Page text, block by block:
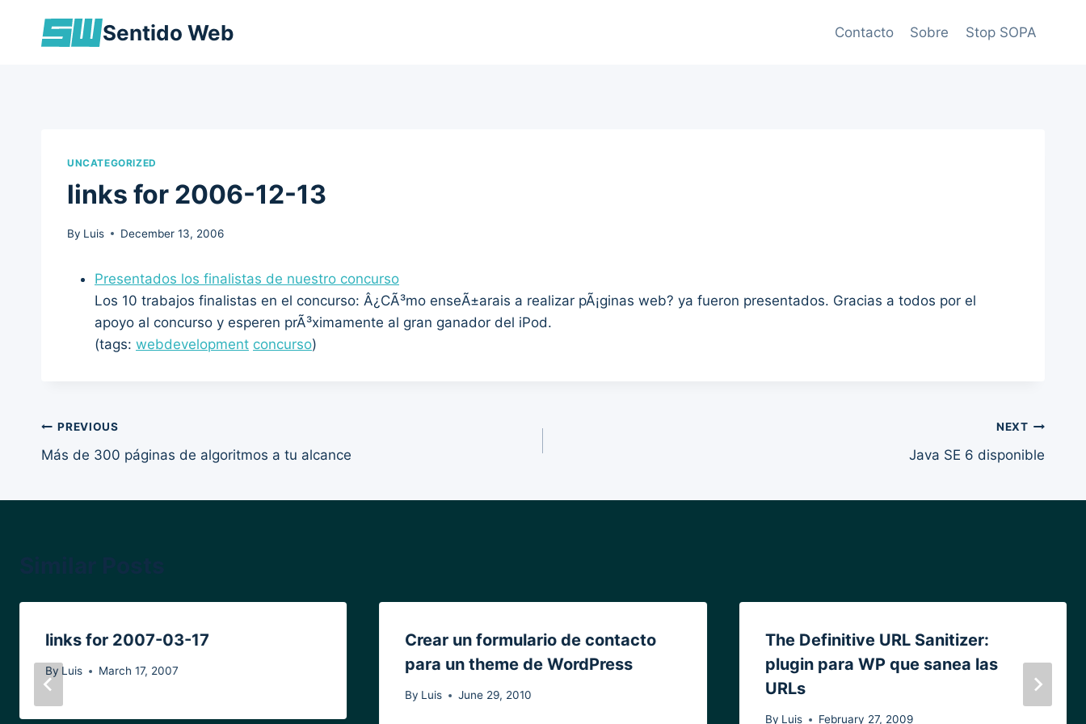
Sentido Web Contacto Sobre Stop SOPA
UNCATEGORIZED
links for 2006-12-13
By Luis December 13, 2006
Presentados los finalistas de nuestro concurso
Los 10 trabajos finalistas en el concurso: Â¿CÃ³mo enseÃ±arais a realizar pÃ¡ginas web? ya fueron presentados. Gracias a todos por el
apoyo al concurso y esperen prÃ³ximamente al gran ganador del iPod.
(tags: webdevelopment concurso)
Post
navigation
PREVIOUS
Más de 300 páginas de algoritmos a tu alcance
NEXT
Java SE 6 disponible
links for 2007-03-17
By Luis March 17, 2007
Crear un formulario de contacto
para un theme de WordPress
By Luis June 29, 2010
The Definitive URL Sanitizer:
plugin para WP que sanea las
URLs
By Luis February 27, 2009